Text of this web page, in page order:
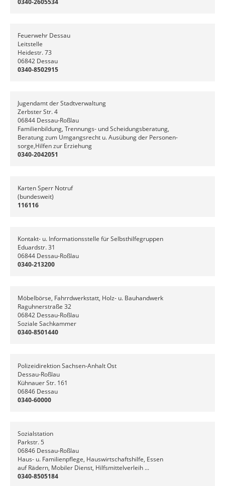
0340-2605534
Feuerwehr Dessau
Leitstelle
Heidestr. 73
06842 Dessau
0340-8502915
Jugendamt der Stadtverwaltung
Zerbster Str. 4
06844 Dessau-Roßlau
Familienbildung, Trennungs- und Scheidungsberatung,
Beratung zum Umgangsrecht u. Ausübung der Personen-
sorge,Hilfen zur Erziehung
0340-2042051
Karten Sperr Notruf
(bundesweit)
116116
Kontakt- u. Informationsstelle für Selbsthilfegruppen
Eduardstr. 31
06844 Dessau-Roßlau
0340-213200
Möbelbörse, Fahrrdwerkstatt, Holz- u. Bauhandwerk
Raguhnerstraße 32
06842 Dessau-Roßlau
Soziale Sachkammer
0340-8501440
Polizeidirektion Sachsen-Anhalt Ost
Dessau-Roßlau
Kühnauer Str. 161
06846 Dessau
0340-60000
Sozialstation
Parkstr. 5
06846 Dessau-Roßlau
Haus- u. Familienpflege, Hauswirtschaftshilfe, Essen
auf Rädern, Mobiler Dienst, Hilfsmittelverleih ...
0340-8505184